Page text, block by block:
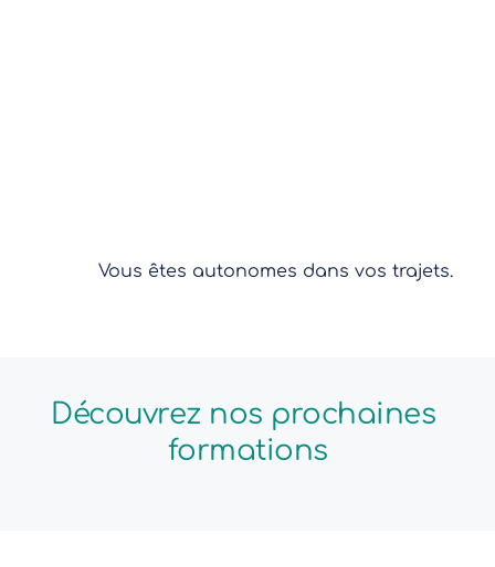
Vous êtes autonomes dans vos trajets.
Découvrez nos prochaines
formations